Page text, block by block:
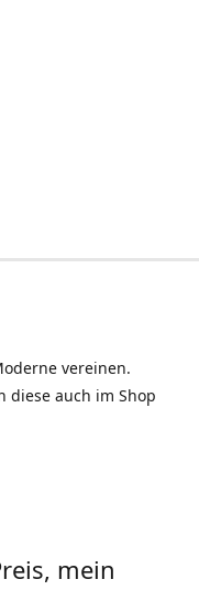
vereinen.
diese auch im Shop
mein